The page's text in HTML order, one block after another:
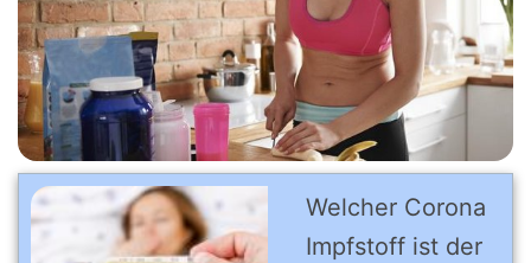
Welcher Corona
Impfstoff ist der